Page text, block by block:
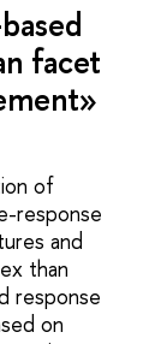
facet
of
response
and
than
response
on